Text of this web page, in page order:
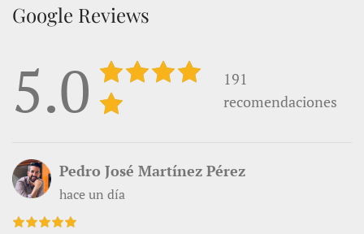
Google Reviews
5.0
191
recomendaciones
Pedro José Martínez Pérez
hace un día